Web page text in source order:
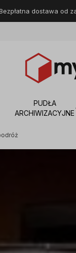
dostawa od
PUDŁA
ARCHIWIZACYJNE